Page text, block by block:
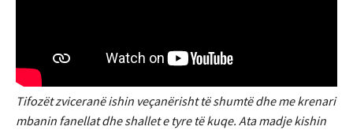
Tifozët zviceranë ishin veçanërisht të shumtë dhe me krenari
mbanin fanellat dhe shallet e tyre të kuqe. Ata madje kishin